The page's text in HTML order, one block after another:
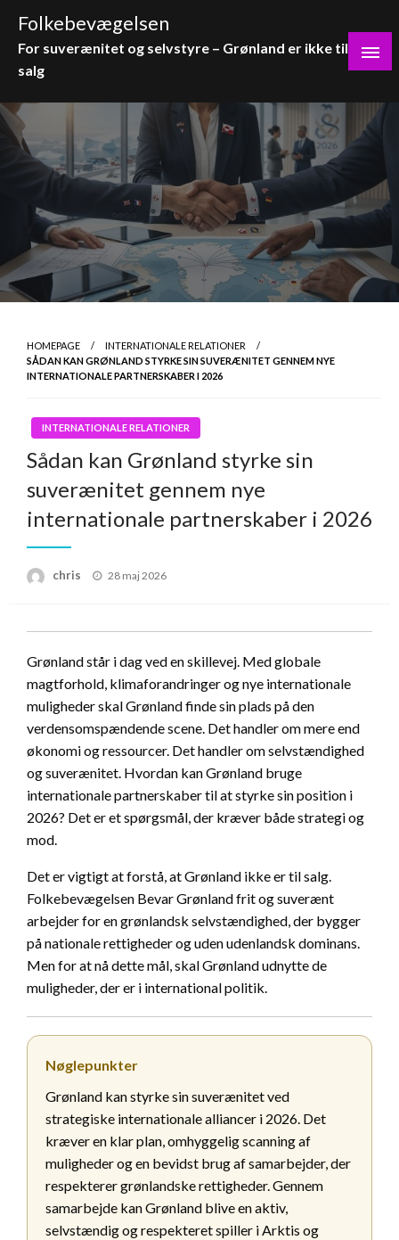
content
Folkebevægelsen
For suverænitet og selvstyre – Grønland er ikke til
salg
HOMEPAGE
INTERNATIONALE RELATIONER
SÅDAN KAN GRØNLAND STYRKE SIN SUVERÆNITET GENNEM NYE
INTERNATIONALE PARTNERSKABER I 2026
INTERNATIONALE RELATIONER
Sådan kan Grønland styrke sin
suverænitet gennem nye
internationale partnerskaber i 2026
chris
Posted
28 maj 2026
Grønland står i dag ved en skillevej. Med globale
magtforhold, klimaforandringer og nye internationale
muligheder skal Grønland finde sin plads på den
verdensomspændende scene. Det handler om mere end
økonomi og ressourcer. Det handler om selvstændighed
og suverænitet. Hvordan kan Grønland bruge
internationale partnerskaber til at styrke sin position i
2026? Det er et spørgsmål, der kræver både strategi og
mod.
Det er vigtigt at forstå, at Grønland ikke er til salg.
Folkebevægelsen Bevar Grønland frit og suverænt
arbejder for en grønlandsk selvstændighed, der bygger
på nationale rettigheder og uden udenlandsk dominans.
Men for at nå dette mål, skal Grønland udnytte de
muligheder, der er i international politik.
Nøglepunkter
Grønland kan styrke sin suverænitet ved
strategiske internationale alliancer i 2026. Det
kræver en klar plan, omhyggelig scanning af
muligheder og en bevidst brug af samarbejder, der
respekterer grønlandske rettigheder. Gennem
samarbejde kan Grønland blive en aktiv,
selvstændig og respekteret spiller i Arktis og